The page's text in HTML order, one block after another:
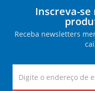
Inscreva-se
Receba newsletters